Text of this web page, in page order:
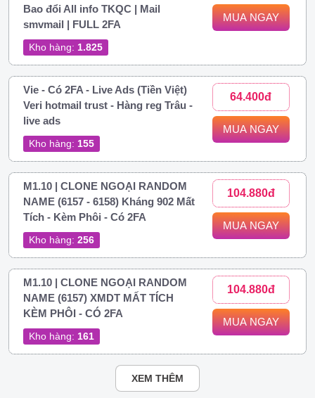
Bao đổi All info TKQC | Mail
smvmail | FULL 2FA
Kho hàng: 1.825
MUA NGAY
Vie - Có 2FA - Live Ads (Tiền Việt)
Veri hotmail trust - Hàng reg Trâu -
live ads
Kho hàng: 155
64.400đ
MUA NGAY
M1.10 | CLONE NGOẠI RANDOM
NAME (6157 - 6158) Kháng 902 Mất
Tích - Kèm Phôi - Có 2FA
Kho hàng: 256
104.880đ
MUA NGAY
M1.10 | CLONE NGOẠI RANDOM
NAME (6157) XMDT MẤT TÍCH
KÈM PHÔI - CÓ 2FA
Kho hàng: 161
104.880đ
MUA NGAY
XEM THÊM